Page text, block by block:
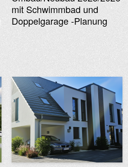
mit Schwimmbad und
Doppelgarage -Planung